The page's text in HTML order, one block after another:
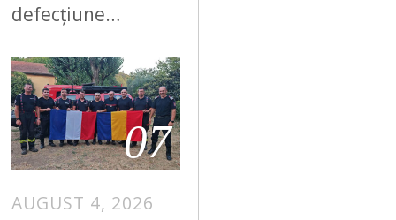
defecțiune…
07
AUGUST 4, 2026